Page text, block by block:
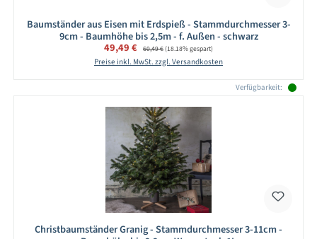
Baumständer aus Eisen mit Erdspieß - Stammdurchmesser 3-
9cm - Baumhöhe bis 2,5m - f. Außen - schwarz
Verkaufspreis:
49,49 € Regulärer Preis:
60,49 €(18.18% gespart)
Preise inkl. MwSt. zzgl. Versandkosten
Verfügbarkeit:
Christbaumständer Granig - Stammdurchmesser 3-11cm -